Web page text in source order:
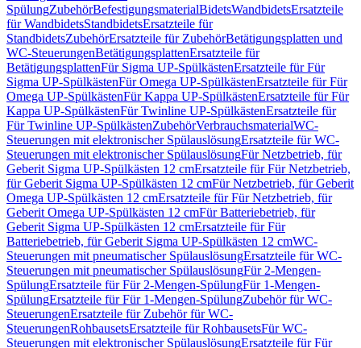
SpülungZubehörBefestigungsmaterialBidetsWandbidetsErsatzteile
für WandbidetsStandbidetsErsatzteile für
StandbidetsZubehörErsatzteile für ZubehörBetätigungsplatten und
WC-SteuerungenBetätigungsplattenErsatzteile für
BetätigungsplattenFür Sigma UP-SpülkästenErsatzteile für Für
Sigma UP-SpülkästenFür Omega UP-SpülkästenErsatzteile für Für
Omega UP-SpülkästenFür Kappa UP-SpülkästenErsatzteile für Für
Kappa UP-SpülkästenFür Twinline UP-SpülkästenErsatzteile für
Für Twinline UP-SpülkästenZubehörVerbrauchsmaterialWC-
Steuerungen mit elektronischer SpülauslösungErsatzteile für WC-
Steuerungen mit elektronischer SpülauslösungFür Netzbetrieb, für
Geberit Sigma UP-Spülkästen 12 cmErsatzteile für Für Netzbetrieb,
für Geberit Sigma UP-Spülkästen 12 cmFür Netzbetrieb, für Geberit
Omega UP-Spülkästen 12 cmErsatzteile für Für Netzbetrieb, für
Geberit Omega UP-Spülkästen 12 cmFür Batteriebetrieb, für
Geberit Sigma UP-Spülkästen 12 cmErsatzteile für Für
Batteriebetrieb, für Geberit Sigma UP-Spülkästen 12 cmWC-
Steuerungen mit pneumatischer SpülauslösungErsatzteile für WC-
Steuerungen mit pneumatischer SpülauslösungFür 2-Mengen-
SpülungErsatzteile für Für 2-Mengen-SpülungFür 1-Mengen-
SpülungErsatzteile für Für 1-Mengen-SpülungZubehör für WC-
SteuerungenErsatzteile für Zubehör für WC-
SteuerungenRohbausetsErsatzteile für RohbausetsFür WC-
Steuerungen mit elektronischer SpülauslösungErsatzteile für Für